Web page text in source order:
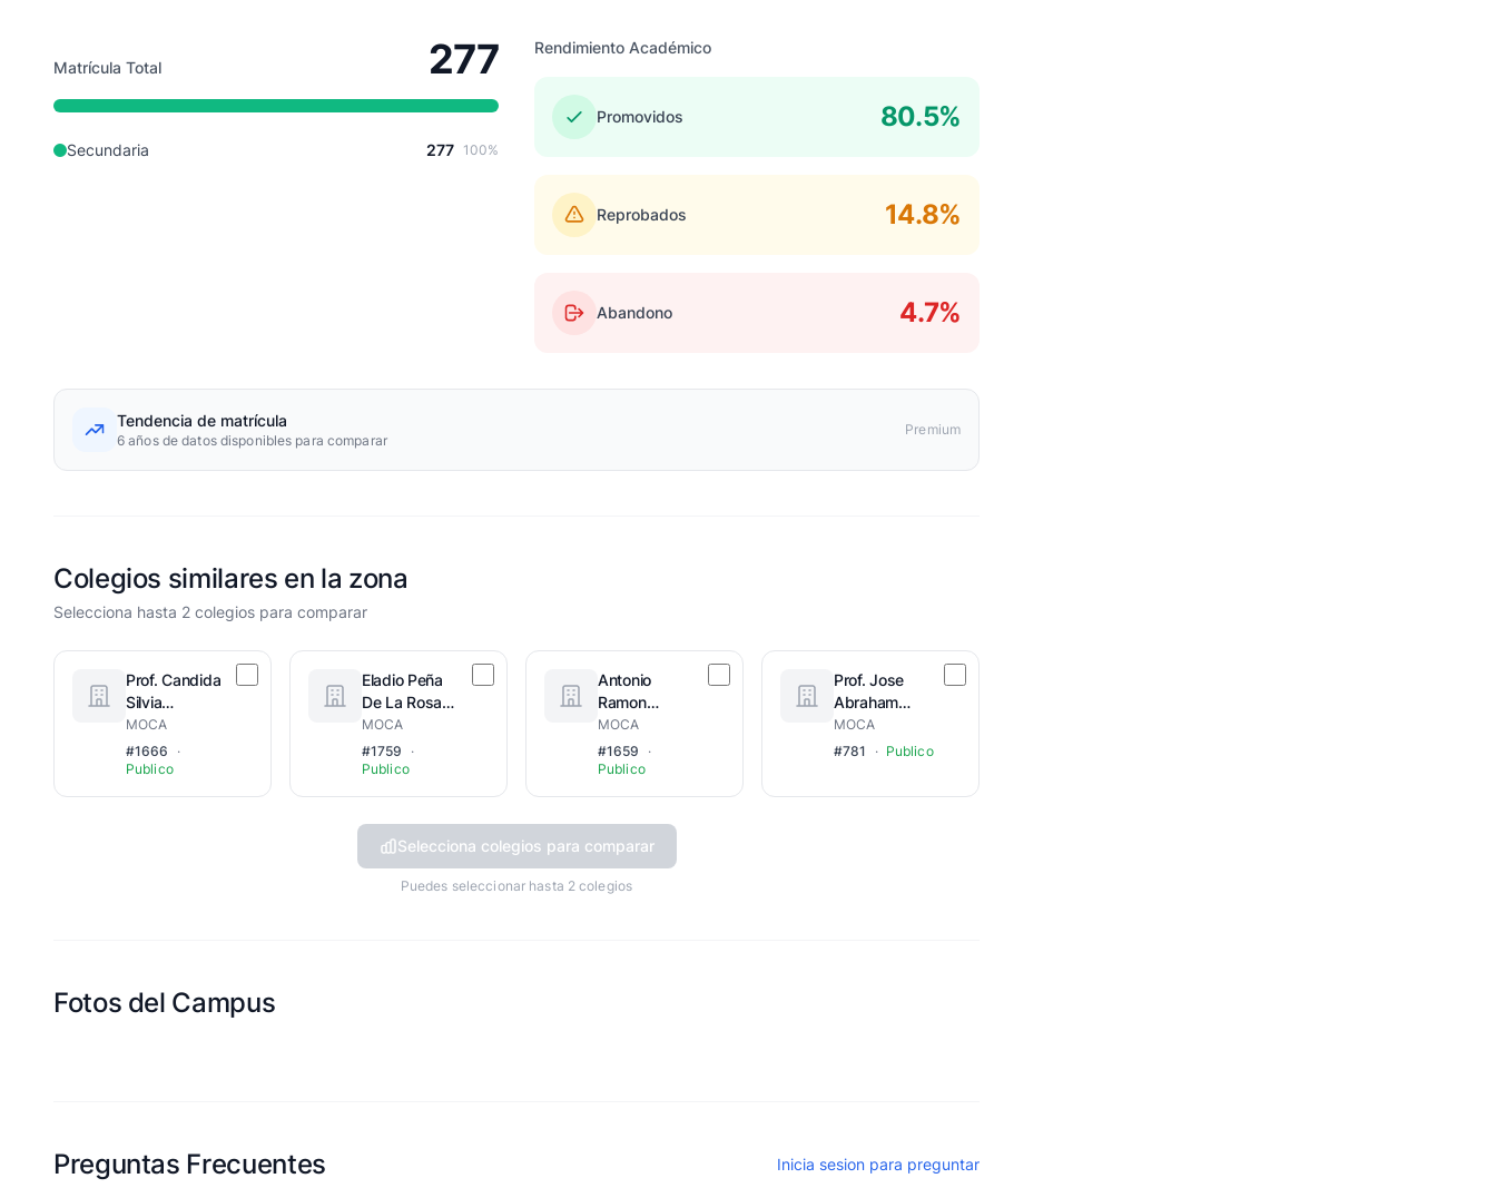
Matrícula Total 277
Secundaria 277 100%
Rendimiento Académico
Promovidos 80.5%
Reprobados 14.8%
Abandono 4.7%
Tendencia de matrícula
6 años de datos disponibles para comparar
Premium
Colegios similares en la zona
Selecciona hasta 2 colegios para comparar
Prof. Candida
Silvia
Santiago
MOCA
#1666
·
Publico
Eladio Peña
De La Rosa
(Adultos)
MOCA
#1759
·
Publico
Antonio
Ramon
Taveras
Lopez
MOCA
#1659
·
Publico
Prof. Jose
Abraham
Veras Nuñez
MOCA
#781
· Publico
Selecciona colegios para comparar
Puedes seleccionar hasta 2 colegios
Fotos del Campus
Preguntas Frecuentes Inicia sesion para preguntar